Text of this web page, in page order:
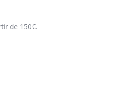
de 150€.